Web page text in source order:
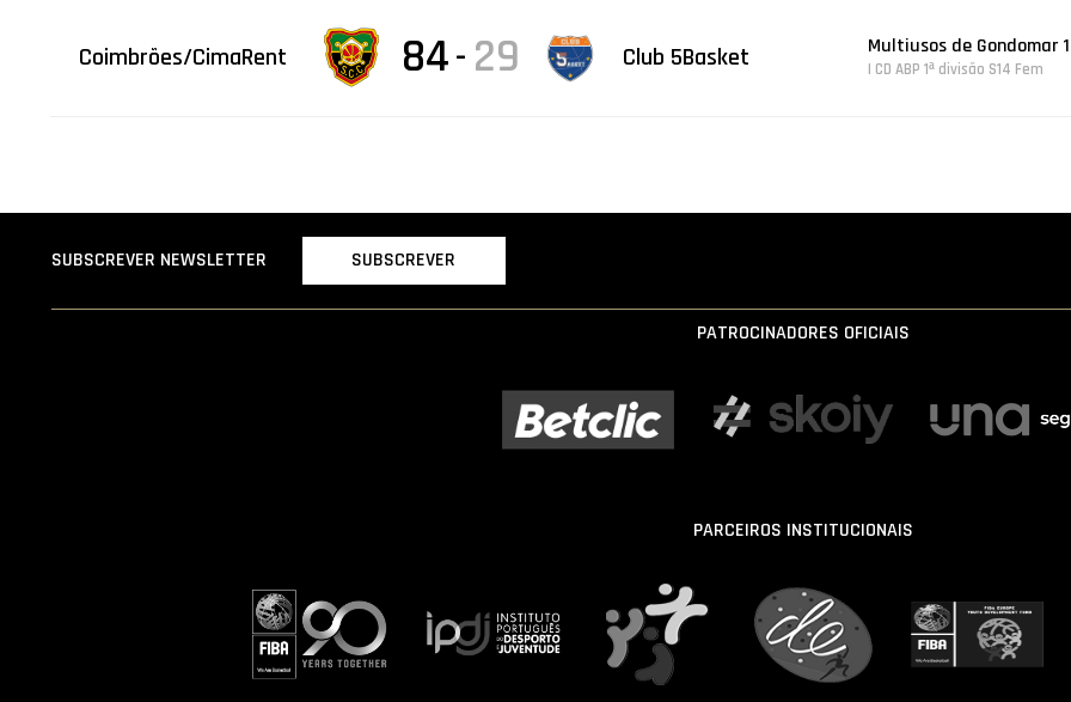
Coimbrões/CimaRent 84- 29 Club 5Basket Multiusos de Gondomar
| CD ABP 1ª divisão S14 Fem
SUBSCREVER NEWSLETTER SUBSCREVER
PATROCINADORES OFICIAIS
PARCEIROS INSTITUCIONAIS